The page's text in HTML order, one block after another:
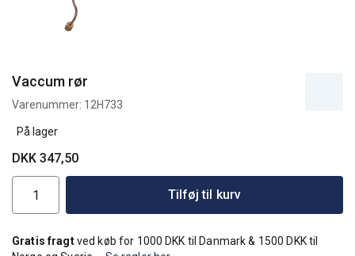
Vaccum rør
Varenummer: 12H733
På lager
DKK 347,50
Tilføj til kurv
Gratis fragtved køb for 1000 DKK til Danmark & 1500 DKK til